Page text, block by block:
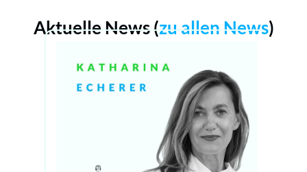
Aktuelle News (zu allen News)